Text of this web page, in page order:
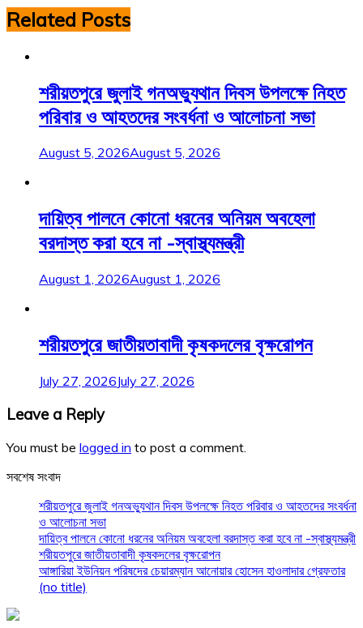
Related Posts
শরীয়তপুরে জুলাই গনঅভ্যুথান দিবস উপলক্ষে নিহত
পরিবার ও আহতদের সংবর্ধনা ও আলোচনা সভা
August 5, 2026August 5, 2026
দায়িত্ব পালনে কোনো ধরনের অনিয়ম অবহেলা
বরদাস্ত করা হবে না -স্বাস্থ্যমন্ত্রী
August 1, 2026August 1, 2026
শরীয়তপুরে জাতীয়তাবাদী কৃষকদলের বৃক্ষরোপন
July 27, 2026July 27, 2026
Leave a Reply
You must be logged in to post a comment.
সবশেষ সংবাদ
শরীয়তপুরে জুলাই গনঅভ্যুথান দিবস উপলক্ষে নিহত পরিবার ও আহতদের সংবর্ধনা
ও আলোচনা সভা
দায়িত্ব পালনে কোনো ধরনের অনিয়ম অবহেলা বরদাস্ত করা হবে না -স্বাস্থ্যমন্ত্রী
শরীয়তপুরে জাতীয়তাবাদী কৃষকদলের বৃক্ষরোপন
আঙ্গারিয়া ইউনিয়ন পরিষদের চেয়ারম্যান আনোয়ার হোসেন হাওলাদার গ্রেফতার
(no title)